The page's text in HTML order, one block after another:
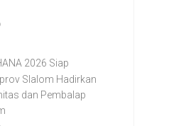
2026 Siap
Slalom Hadirkan
dan Pembalap